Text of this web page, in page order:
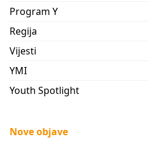
Program Y
Regija
Vijesti
YMI
Youth Spotlight
Nove objave